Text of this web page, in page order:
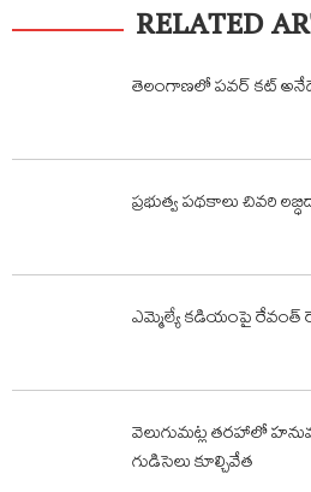
RELATED
తెలంగాణలో పవర్ కట్ అనేదే
ప్రభుత్వ పథకాలు చివరి
ఎమ్మెల్యే కడియంపై రేవంత్
వెలుగుమట్ల తరహాలో
గుడిసెలు కూల్చివేత